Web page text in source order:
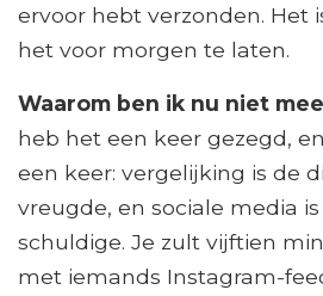
ervoor hebt verzonden. Het
het voor morgen te laten.
Waarom ben ik nu niet
heb het een keer gezegd,
een keer: vergelijking is de
vreugde, en sociale media
schuldige. Je zult vijftien
met iemands Instagram-